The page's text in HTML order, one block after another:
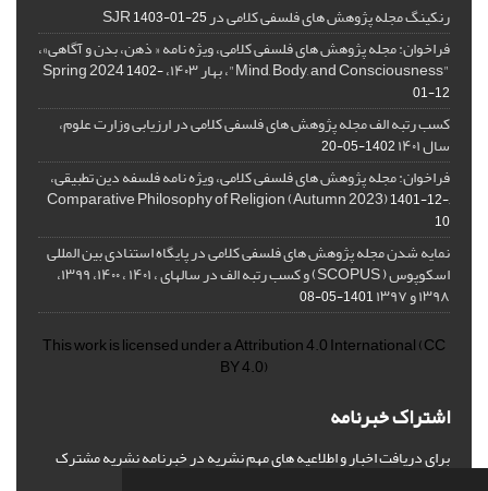
رنکینگ مجله پژوهش های فلسفی کلامی در SJR1403-01-25
فراخوان: مجله پژوهش های فلسفی کلامی، ویژه نامه « ذهن، بدن و آگاهی»،
"Mind, Body, and Consciousness"، بهار ۱۴۰۳، Spring 2024
1402-
01-12
کسب رتبه الف مجله پژوهش های فلسفی کلامی در ارزیابی وزارت علوم،
سال ۱۴۰۱ 1402-05-20
فراخوان: مجله پژوهش های فلسفی کلامی، ویژه نامه فلسفه دین تطبیقی،
,Comparative Philosophy of Religion (Autumn 2023)
1401-12-
10
نمایه شدن مجله پژوهش های فلسفی کلامی در پایگاه استنادی بین المللی
اسکوپوس ( SCOPUS) و کسب رتبه الف در سالهای ، ۱۴۰۱ ، ۱۴۰۰، ۱۳۹۹،
۱۳۹۸ و ۱۳۹۷ 1401-05-08
This work is licensed under aAttribution 4.0 International(CC
BY 4.0)
اشتراک خبرنامه
برای دریافت اخبار و اطلاعیه های مهم نشریه در خبرنامه نشریه مشترک